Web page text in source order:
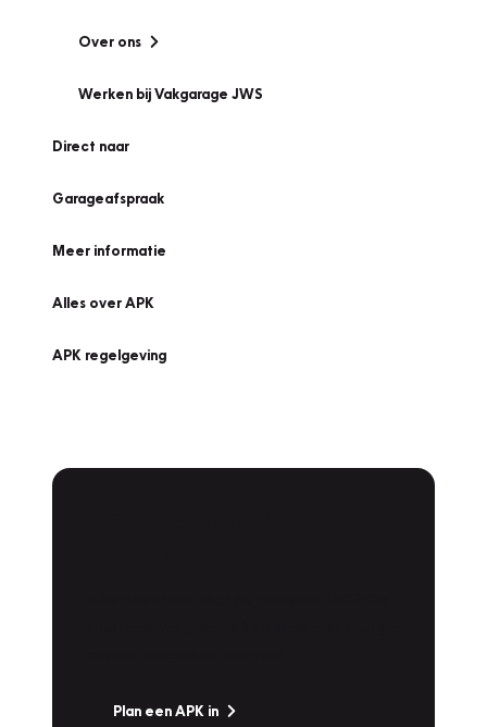
Over ons
Werken bij Vakgarage JWS
Direct naar
Garageafspraak
Meer informatie
Alles over APK
APK regelgeving
Plan een APK in